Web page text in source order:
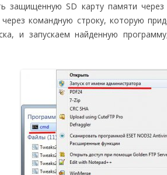
защищенную SD карту памяти
командную строку, которую
и запускаем найденную